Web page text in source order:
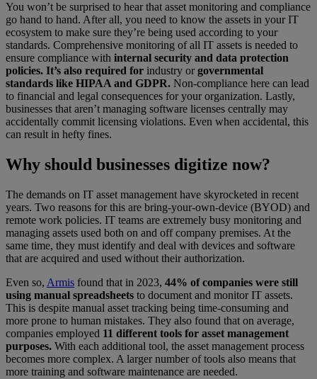
You won’t be surprised to hear that asset monitoring and compliance
go hand to hand. After all, you need to know the assets in your IT
ecosystem to make sure they’re being used according to your
standards. Comprehensive monitoring of all IT assets is needed to
ensure compliance with internal security and data protection
policies. It’s also required for industry orgovernmental
standards like HIPAA and GDPR. Non-compliance here can lead
to financial and legal consequences for your organization. Lastly,
businesses that aren’t managing software licenses centrally may
accidentally commit licensing violations. Even when accidental, this
can result in hefty fines.
Why should businesses digitize now?
The demands on IT asset management have skyrocketed in recent
years. Two reasons for this are bring-your-own-device (BYOD) and
remote work policies. IT teams are extremely busy monitoring and
managing assets used both on and off company premises. At the
same time, they must identify and deal with devices and software
that are acquired and used without their authorization.
Even so, Armis found that in 2023, 44% of companies were still
using manual spreadsheets to document and monitor IT assets.
This is despite manual asset tracking being time-consuming and
more prone to human mistakes. They also found that on average,
companies employed 11 different tools for asset management
purposes. With each additional tool, the asset management process
becomes more complex. A larger number of tools also means that
more training and software maintenance are needed.